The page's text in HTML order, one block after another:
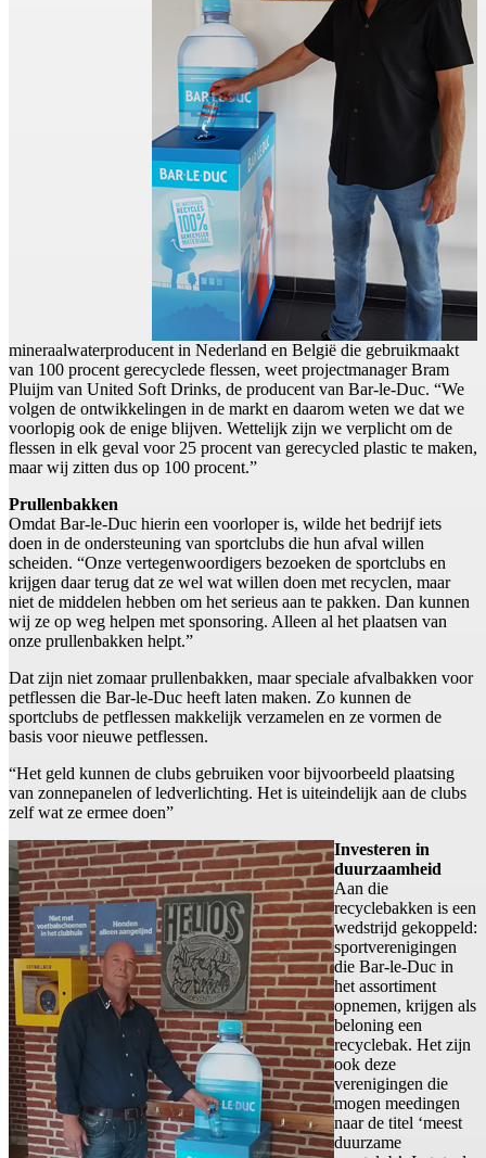
mineraalwaterproducent in Nederland en België die gebruikmaakt
van 100 procent gerecyclede flessen, weet projectmanager Bram
Pluijm van United Soft Drinks, de producent van Bar-le-Duc. “We
volgen de ontwikkelingen in de markt en daarom weten we dat we
voorlopig ook de enige blijven. Wettelijk zijn we verplicht om de
flessen in elk geval voor 25 procent van gerecycled plastic te maken,
maar wij zitten dus op 100 procent.”
Prullenbakken
Omdat Bar-le-Duc hierin een voorloper is, wilde het bedrijf iets
doen in de ondersteuning van sportclubs die hun afval willen
scheiden. “Onze vertegenwoordigers bezoeken de sportclubs en
krijgen daar terug dat ze wel wat willen doen met recyclen, maar
niet de middelen hebben om het serieus aan te pakken. Dan kunnen
wij ze op weg helpen met sponsoring. Alleen al het plaatsen van
onze prullenbakken helpt.”
Dat zijn niet zomaar prullenbakken, maar speciale afvalbakken voor
petflessen die Bar-le-Duc heeft laten maken. Zo kunnen de
sportclubs de petflessen makkelijk verzamelen en ze vormen de
basis voor nieuwe petflessen.
“Het geld kunnen de clubs gebruiken voor bijvoorbeeld plaatsing
van zonnepanelen of ledverlichting. Het is uiteindelijk aan de clubs
zelf wat ze ermee doen”
Investeren in
duurzaamheid
Aan die
recyclebakken is een
wedstrijd gekoppeld:
sportverenigingen
die Bar-le-Duc in
het assortiment
opnemen, krijgen als
beloning een
recyclebak. Het zijn
ook deze
verenigingen die
mogen meedingen
naar de titel ‘meest
duurzame